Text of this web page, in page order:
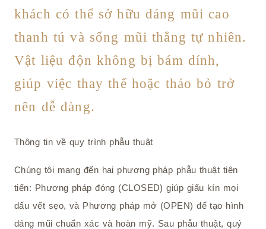
khách có thể sở hữu dáng mũi cao
thanh tú và sống mũi thẳng tự nhiên.
Vật liệu độn không bị bám dính,
giúp việc thay thế hoặc tháo bỏ trở
nên dễ dàng.
Thông tin về quy trình phẫu thuật
Chúng tôi mang đến hai phương pháp phẫu thuật tiên
tiến: Phương pháp đóng (CLOSED) giúp giấu kín mọi
dấu vết sẹo, và Phương pháp mở (OPEN) để tạo hình
dáng mũi chuẩn xác và hoàn mỹ. Sau phẫu thuật, quý